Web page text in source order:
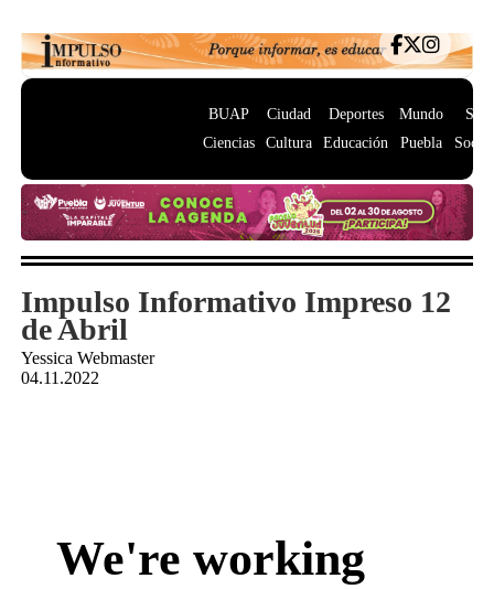
BUAP
Ciencias
Ciudad
Cultura
Deportes
Educación
Mundo
Puebla
Impulso Informativo Impreso 12
de Abril
Yessica Webmaster
04.11.2022